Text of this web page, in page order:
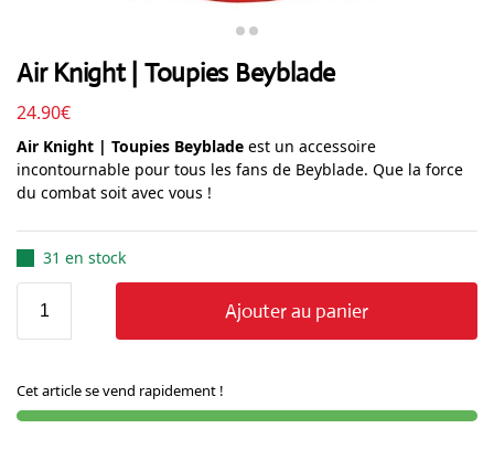
Air Knight | Toupies Beyblade
24.90€
Air Knight | Toupies Beyblade est un accessoire
incontournable pour tous les fans de Beyblade. Que la force
du combat soit avec vous !
31 en stock
Ajouter au panier
Cet article se vend rapidement !